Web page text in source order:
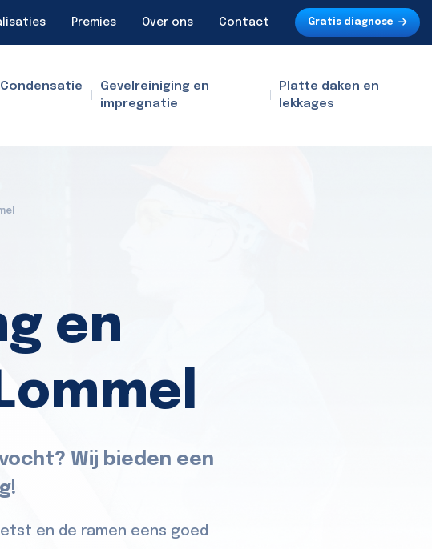
Premies Over ons Contact Gratis diagnose
Condensatie
Gevelreiniging en
impregnatie
Platte daken en
lekkages
en
Wij bieden een
en de ramen eens goed